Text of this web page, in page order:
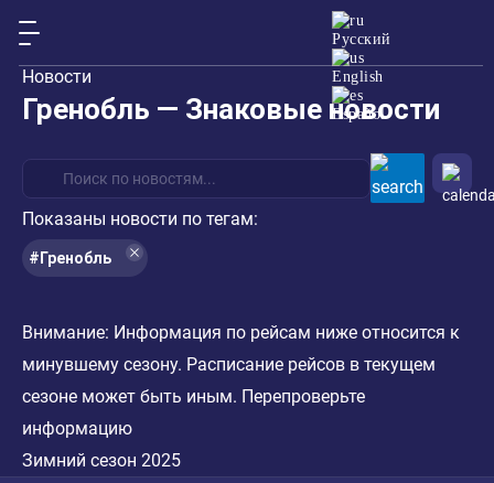
Русский
English
Español
Новости
Гренобль — Знаковые новости
Показаны новости по тегам:
#Гренобль
Внимание: Информация по рейсам ниже относится к
минувшему сезону. Расписание рейсов в текущем
сезоне может быть иным. Перепроверьте
информацию
Зимний сезон 2025